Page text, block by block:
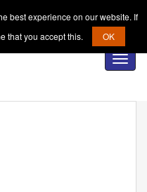
best experience on our website. If
that you accept this.
OK